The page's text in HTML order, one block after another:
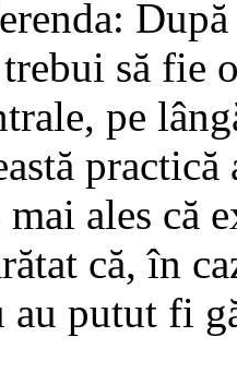
să fie
pe
ales că
că, în
au putut fi